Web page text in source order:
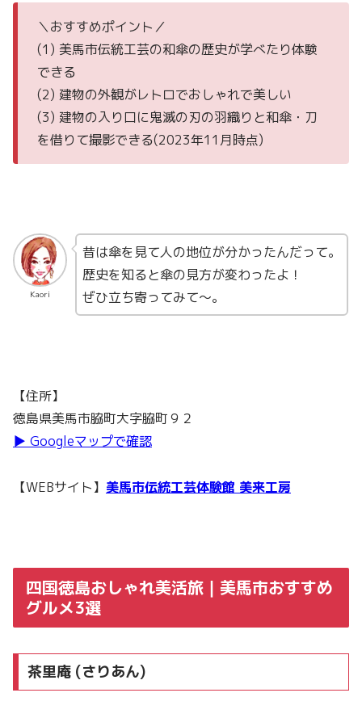
＼おすすめポイント／
(1) 美馬市伝統工芸の和傘の歴史が学べたり体験
できる
(2) 建物の外観がレトロでおしゃれで美しい
(3) 建物の入り口に鬼滅の刃の羽織りと和傘・刀
を借りて撮影できる(2023年11月時点)
Kaori
昔は傘を見て人の地位が分かったんだって。
歴史を知ると傘の見方が変わったよ！
ぜひ立ち寄ってみて〜。
【住所】
徳島県美馬市脇町大字脇町９２
▶︎ Googleマップで確認
【WEBサイト】 美馬市伝統工芸体験館 美来工房
四国徳島おしゃれ美活旅｜美馬市おすすめ
グルメ3選
茶里庵 (さりあん)